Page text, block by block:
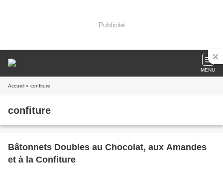
Publicité
MENU
Accueil » confiture
confiture
Bâtonnets Doubles au Chocolat, aux Amandes
et à la Confiture